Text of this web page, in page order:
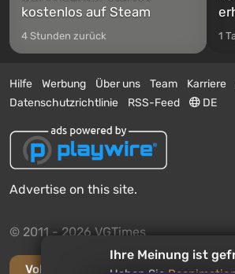
kostenlos auf Steam
4 Stunden zurück 1
Hilfe Werbung Über uns Team Karriere
Datenschutzrichtlinie
RSS-Feed DE
Advertise on this site.
© 2011 - 2026 VGTimes
Vollständige Version
Ihre Meinung ist gefragt!